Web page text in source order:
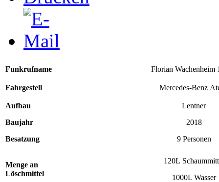
Funkrufname Florian Wachenheim
Fahrgestell Mercedes-Benz
Aufbau
Lentner
Baujahr
2018
Besatzung
9 Personen
Menge an
Löschmittel
120L
1000L Wasser